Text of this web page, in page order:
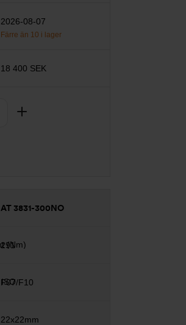
2026-08-07
Färre än 10 i lager
18 400 SEK
AT 3831-300NO
291
F07/F10
22x22mm